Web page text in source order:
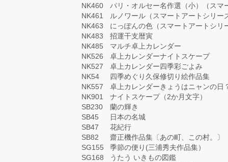
NK460
パリ・オルセー名作選（小）（スマ
NK461
ルノワール（スマートアートシリー
NK463
にっぽんの色（スマートアートシリ
NK483
招運干支暦寅
NK485
マルチ卓上カレンダー
NK526
卓上カレンダーナイトスケープ
NK527
卓上カレンダー四季彩ごよみ
NK54
四季めぐり久保修切り絵作品集
NK557
卓上カレンダーきょうはニャンの日
NK901
ナイトスケープ（2か月文字）
SB230
蘭の輝き
SB45
日本の名城
SB47
花紀行
SB82
齋正機作品集〔あの町、この村。〕
SG155
季節の便り(三浦秀夫作品集）
SG168
うたう いきもの図鑑